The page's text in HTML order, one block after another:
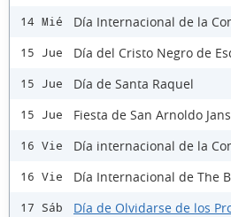
14 Mié Día Internacional de la
15 Jue Día del Cristo Negro de
15 Jue Día de Santa Raquel
15 Jue Fiesta de San Arnoldo
16 Vie Día internacional de la
16 Vie Día Internacional de The
17 Sáb Día de Olvidarse de los